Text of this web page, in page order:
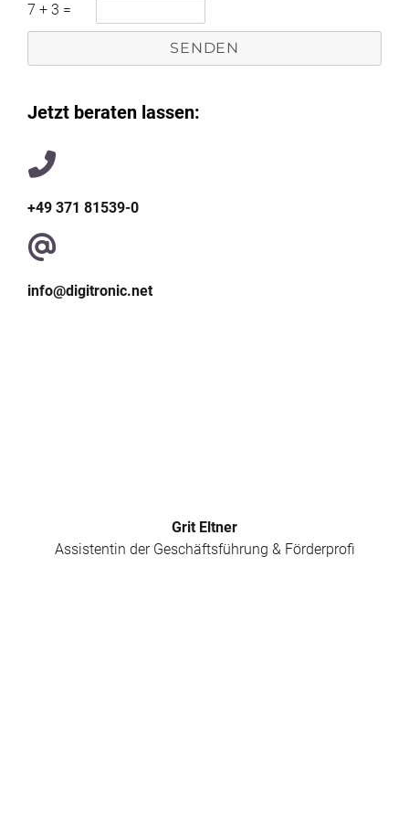
7 + 3 =
Jetzt beraten lassen:
+49 371 81539-0
info@digitronic.net
Grit Eltner
Assistentin der Geschäftsführung & Förderprofi